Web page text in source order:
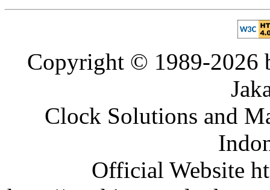
Copyright © 1989-2026
Clock Solutions and
Official Website